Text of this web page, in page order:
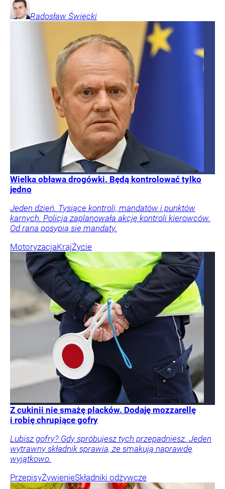
Radosław Święcki
Wielka obława drogówki. Będą kontrolować tylko
jedno
Jeden dzień. Tysiące kontroli, mandatów i punktów
karnych. Policja zaplanowała akcję kontroli kierowców.
Od rana posypią się mandaty.
MotoryzacjaKrajŻycie
Z cukinii nie smażę placków. Dodaję mozzarellę
i robię chrupiące gofry
Lubisz gofry? Gdy spróbujesz tych przepadniesz. Jeden
wytrawny składnik sprawia, że smakują naprawdę
wyjątkowo.
PrzepisyŻywienieSkładniki odżywcze